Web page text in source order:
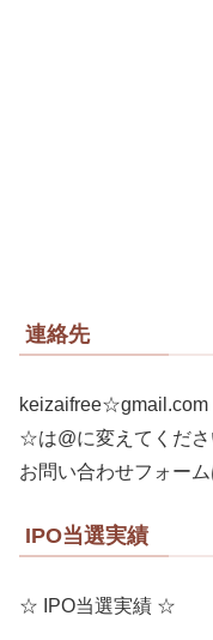
連絡先
keizaifree☆gmail.com
☆は@に変えてくださ
お問い合わせフォー
IPO当選実績
☆ IPO当選実績 ☆